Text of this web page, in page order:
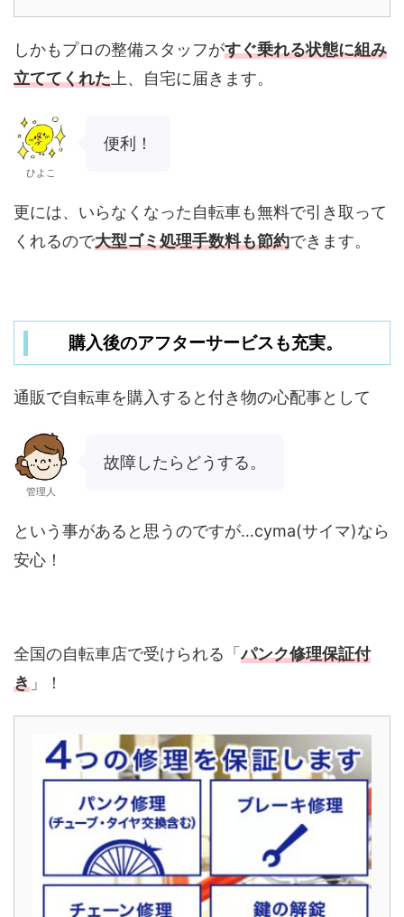
しかもプロの整備スタッフがすぐ乗れる状態に組み
立ててくれた上、自宅に届きます。
ひよこ
便利！
更には、いらなくなった自転車も無料で引き取って
くれるので大型ゴミ処理手数料も節約できます。
購入後のアフターサービスも充実。
通販で自転車を購入すると付き物の心配事として
管理人
故障したらどうする。
という事があると思うのですが…cyma(サイマ)なら
安心！
全国の自転車店で受けられる「パンク修理保証付
き 」！